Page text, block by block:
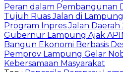
Peran dalam Pembangunan
Tujuh Ruas Jalan di
Program Inpres Jalan Daerah
Gubernur Lampung Ajak
Bangun Ekonomi Berbasis
Pemprov Lampung Gelar
Kebersamaan Masyarakat